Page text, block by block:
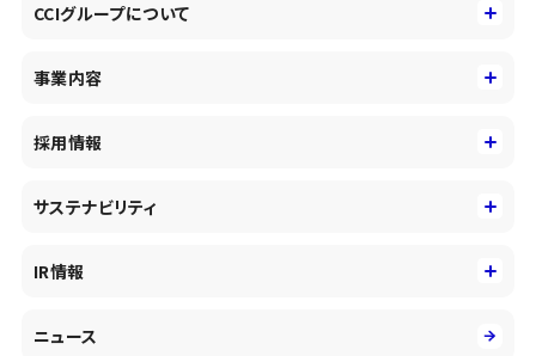
CCIグループについて
コーポレートアイデンティティ
会社概要・沿革
事業内容
コンサルティング&アドバイザリー
投資事業の拡大
採用情報
キャリア採用
障がい者採用
サステナビリティ
社会
IR情報
ニュース